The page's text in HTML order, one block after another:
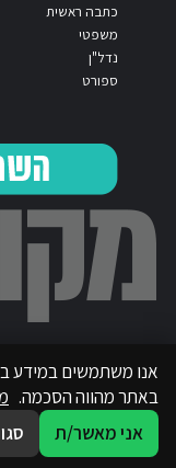
כתבה ראשית
משפטי
נדל"ן
ספורט
אנו משתמשים במידע
באתר מהווה הסכמה.
אני מאשר/ת